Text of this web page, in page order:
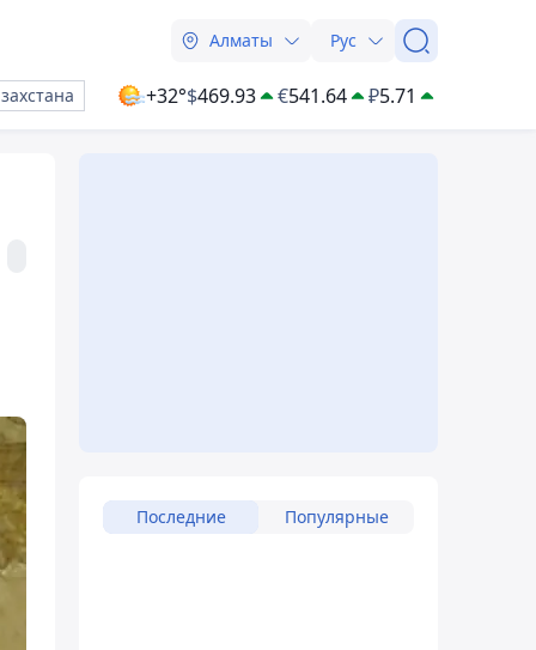
Алматы Рус
+32°$469.93 €541.64 ₽5.71
Последние Популярные